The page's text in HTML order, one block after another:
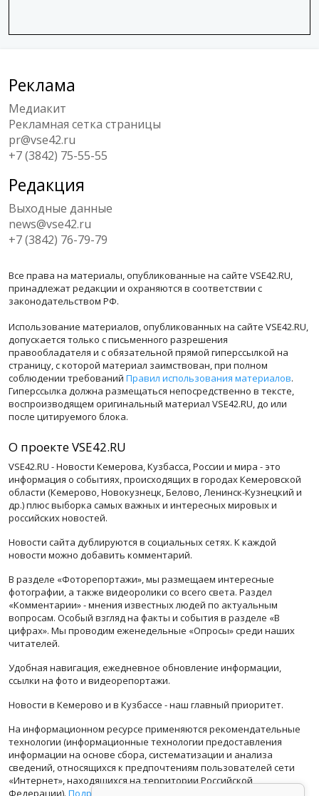
Реклама
Медиакит
Рекламная сетка страницы
pr@vse42.ru
+7 (3842) 75-55-55
Редакция
Выходные данные
news@vse42.ru
+7 (3842) 76-79-79
Все права на материалы, опубликованные на сайте VSE42.RU,
принадлежат редакции и охраняются в соответствии с
законодательством РФ.
Использование материалов, опубликованных на сайте VSE42.RU,
допускается только с письменного разрешения
правообладателя и с обязательной прямой гиперссылкой на
страницу, с которой материал заимствован, при полном
соблюдении требований Правил использования материалов.
Гиперссылка должна размещаться непосредственно в тексте,
воспроизводящем оригинальный материал VSE42.RU, до или
после цитируемого блока.
О проекте VSE42.RU
VSE42.RU - Новости Кемерова, Кузбасса, России и мира - это
информация о событиях, происходящих в городах Кемеровской
области (Кемерово, Новокузнецк, Белово, Ленинск-Кузнецкий и
др.) плюс выборка самых важных и интересных мировых и
российских новостей.
Новости сайта дублируются в социальных сетях. К каждой
новости можно добавить комментарий.
В разделе «Фоторепортажи», мы размещаем интересные
фотографии, а также видеоролики со всего света. Раздел
«Комментарии» - мнения известных людей по актуальным
вопросам. Особый взгляд на факты и события в разделе «В
цифрах». Мы проводим еженедельные «Опросы» среди наших
читателей.
Удобная навигация, ежедневное обновление информации,
ссылки на фото и видеорепортажи.
Новости в Кемерово и в Кузбассе - наш главный приоритет.
На информационном ресурсе применяются рекомендательные
технологии (информационные технологии предоставления
информации на основе сбора, систематизации и анализа
сведений, относящихся к предпочтениям пользователей сети
«Интернет», находящихся на территории Российской
Федерации). Подробная информация